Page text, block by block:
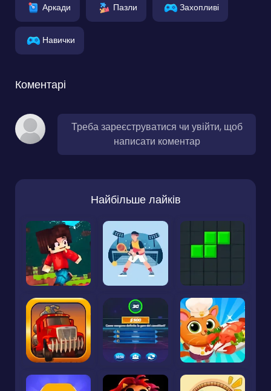
Аркади Пазли Захопливі
Навички
Коментарі
Треба зареєструватися чи увійти, щоб
написати коментар
Найбільше лайків